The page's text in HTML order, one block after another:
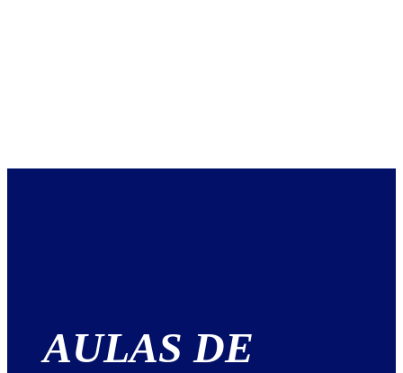
AULAS DE